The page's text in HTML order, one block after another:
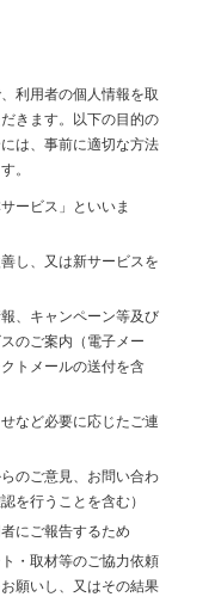
利用者の個人情報を取
きます。以下の目的の
は、事前に適切な方法
。
ービス」といいま
し、又は新サービスを
、キャンペーン等及び
のご案内（電子メー
トメールの送付を含
など必要に応じたご連
のご意見、お問い合わ
を行うことを含む）
にご報告するため
・取材等のご協力依頼
願いし、又はその結果